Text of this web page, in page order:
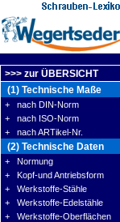
>>> zur ÜBERSICHT
(1) Technische Maße
+ nach DIN-Norm
+ nach ISO-Norm
+ nach ARTikel-Nr.
(2) Technische Daten
+ Normung
+ Kopf-und Antriebsform
+ Werkstoffe-Stähle
+ Werkstoffe-Edelstähle
+ Werkstoffe-Oberflächen